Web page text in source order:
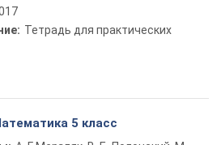
Тетрадь для практических
5 класс